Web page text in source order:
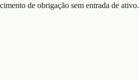
de obrigação sem entrada de ativo.